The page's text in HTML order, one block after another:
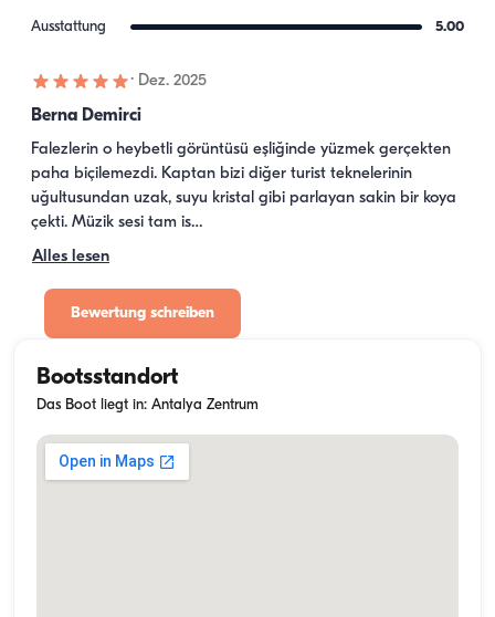
Ausstattung 5.00
· Dez. 2025
Berna Demirci
Falezlerin o heybetli görüntüsü eşliğinde yüzmek gerçekten
paha biçilemezdi. Kaptan bizi diğer turist teknelerinin
uğultusundan uzak, suyu kristal gibi parlayan sakin bir koya
çekti. Müzik sesi tam is…
Alles lesen
Bewertung schreiben
Bootsstandort
Das Boot liegt in: Antalya Zentrum